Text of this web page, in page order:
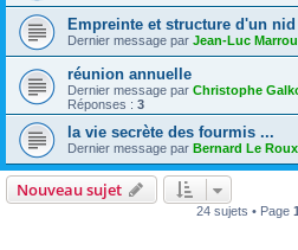
Empreinte et structure d'un nid
Dernier message par Jean-Luc Marrou
réunion annuelle
Dernier message par Christophe
Réponses : 3
la vie secrète des fourmis ...
Dernier message par Bernard Le Roux
Nouveau sujet
24 sujets • Page 1